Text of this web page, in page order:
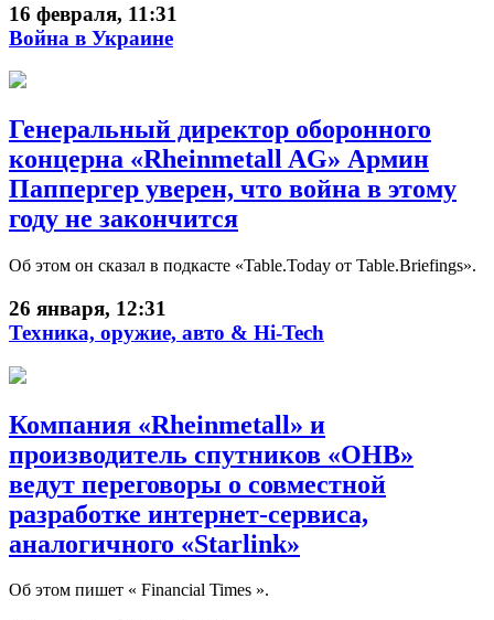
16 февраля, 11:31
Война в Украине
Генеральный директор оборонного
концерна «Rheinmetall AG» Армин
Паппергер уверен, что война в этому
году не закончится
Об этом он сказал в подкасте «Table.Today от Table.Briefings».
26 января, 12:31
Техника, оружие, авто & Hi-Tech
Компания «Rheinmetall» и
производитель спутников «OHB»
ведут переговоры о совместной
разработке интернет-сервиса,
аналогичного «Starlink»
Об этом пишет « Financial Times ».